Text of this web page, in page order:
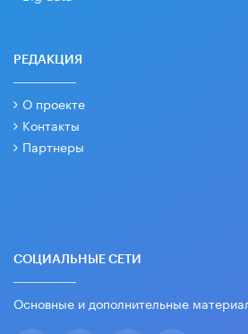
РЕДАКЦИЯ
О проекте
Контакты
Партнеры
СОЦИАЛЬНЫЕ СЕТИ
Основные и дополнительные